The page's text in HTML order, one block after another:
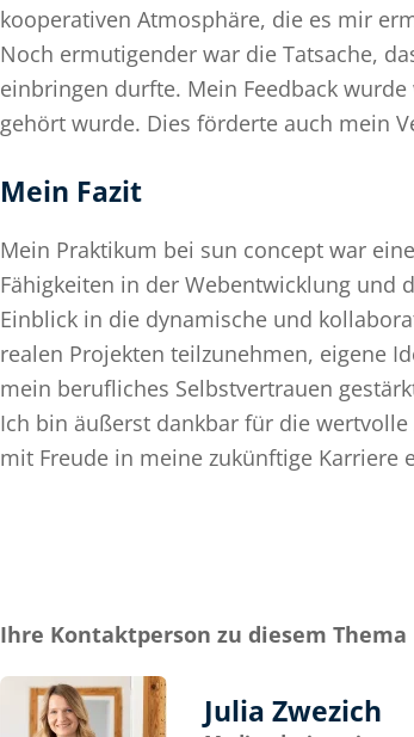
kooperativen Atmosphäre, die es mir
Noch ermutigender war die Tatsache,
einbringen durfte. Mein Feedback
gehört wurde. Dies förderte auch mein
Mein Fazit
Mein Praktikum bei sun concept war
Fähigkeiten in der Webentwicklung und
Einblick in die dynamische und
realen Projekten teilzunehmen, eigene
mein berufliches Selbstvertrauen
Ich bin äußerst dankbar für die
mit Freude in meine zukünftige Karriere
Ihre Kontaktperson zu diesem Thema
Julia Zwezich